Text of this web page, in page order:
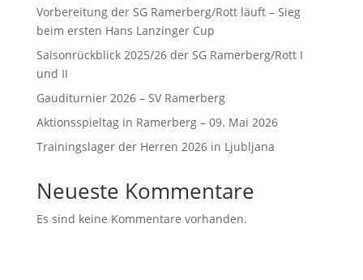
Vorbereitung der SG Ramerberg/Rott läuft – Sieg
beim ersten Hans Lanzinger Cup
Saisonrückblick 2025/26 der SG Ramerberg/Rott I
und II
Gauditurnier 2026 – SV Ramerberg
Aktionsspieltag in Ramerberg – 09. Mai 2026
Trainingslager der Herren 2026 in Ljubljana
Neueste Kommentare
Es sind keine Kommentare vorhanden.